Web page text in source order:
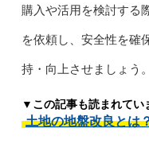
購入や活用を検討する
を依頼し、安全性を確
持・向上させましょう。
▼この記事も読まれてい
土地の地盤改良とは